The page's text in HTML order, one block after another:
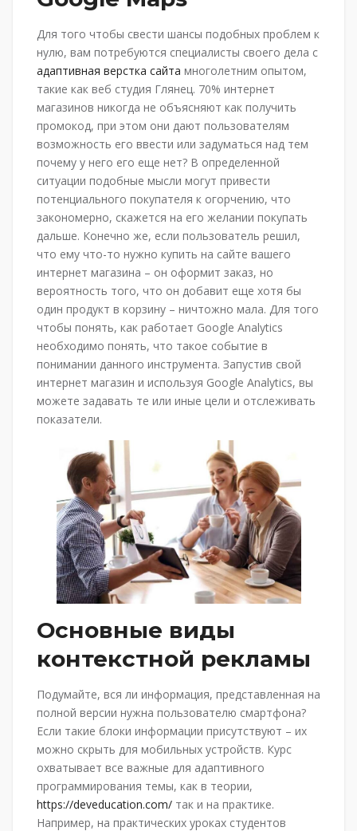
Для того чтобы свести шансы подобных проблем к
нулю, вам потребуются специалисты своего дела с
адаптивная верстка сайта многолетним опытом,
такие как веб студия Глянец. 70% интернет
магазинов никогда не объясняют как получить
промокод, при этом они дают пользователям
возможность его ввести или задуматься над тем
почему у него его еще нет? В определенной
ситуации подобные мысли могут привести
потенциального покупателя к огорчению, что
закономерно, скажется на его желании покупать
дальше. Конечно же, если пользователь решил,
что ему что-то нужно купить на сайте вашего
интернет магазина – он оформит заказ, но
вероятность того, что он добавит еще хотя бы
один продукт в корзину – ничтожно мала. Для того
чтобы понять, как работает Google Analytics
необходимо понять, что такое событие в
понимании данного инструмента. Запустив свой
интернет магазин и используя Google Analytics, вы
можете задавать те или иные цели и отслеживать
показатели.
Основные виды
контекстной рекламы
Подумайте, вся ли информация, представленная на
полной версии нужна пользователю смартфона?
Если такие блоки информации присутствуют – их
можно скрыть для мобильных устройств. Курс
охватывает все важные для адаптивного
программирования темы, как в теории,
https://deveducation.com/ так и на практике.
Например, на практических уроках студентов